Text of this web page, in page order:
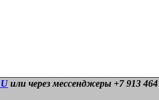
или через мессенджеры +7 913